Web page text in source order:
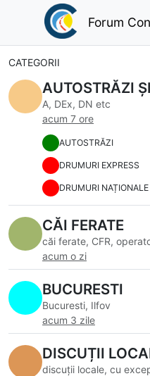
Forum
CATEGORII
AUTOSTRĂZI
A, DEx, DN etc
acum 7 ore
AUTOSTRĂZI
DRUMURI EXPRESS
DRUMURI NAȚIONALE
CĂI FERATE
căi ferate, CFR,
acum o zi
BUCURESTI
Bucuresti, Ilfov
acum 3 zile
DISCUȚII
discuții locale, cu